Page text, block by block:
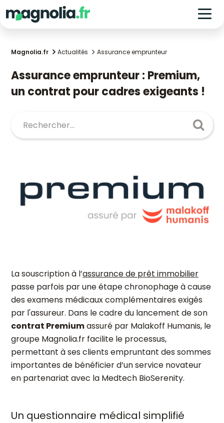
Magnolia.fr Actualités Assurance emprunteur
Assurance emprunteur : Premium,
un contrat pour cadres exigeants !
La souscription à l’assurance de prêt immobilier
passe parfois par une étape chronophage à cause
des examens médicaux complémentaires exigés
par l'assureur. Dans le cadre du lancement de son
contrat Premiumassuré par Malakoff Humanis, le
groupe Magnolia.fr facilite le processus,
permettant à ses clients empruntant des sommes
importantes de bénéficier d’un service novateur
en partenariat avec la Medtech BioSerenity.
Un questionnaire médical simplifié